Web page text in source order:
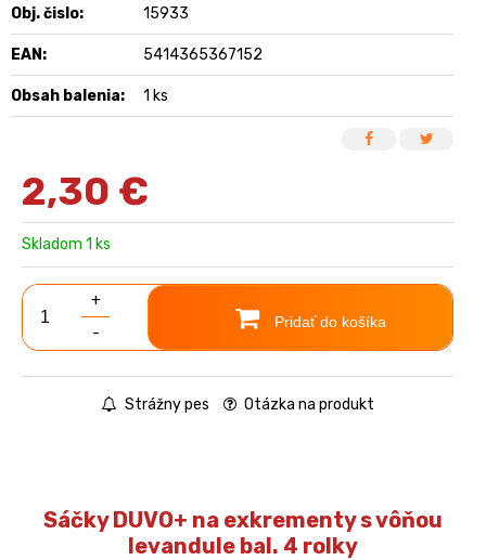
Obj. čislo: 15933
EAN: 5414365367152
Obsah balenia: 1 ks
2,30 €
Skladom 1 ks
+
-
Pridať do košíka
Strážny pes Otázka na produkt
Sáčky DUVO+ na exkrementy s vôňou
levandule bal. 4 rolky